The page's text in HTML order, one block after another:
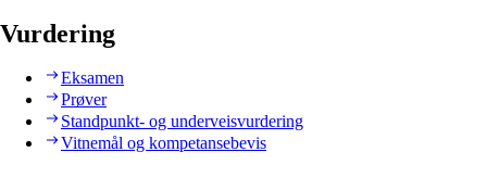
Vurdering
Eksamen
Prøver
Standpunkt- og underveisvurdering
Vitnemål og kompetansebevis